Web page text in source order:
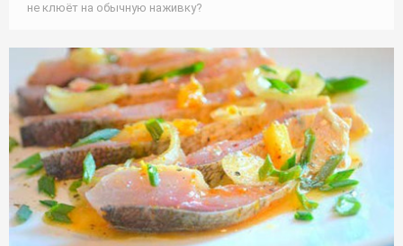
не клюёт на обычную наживку?